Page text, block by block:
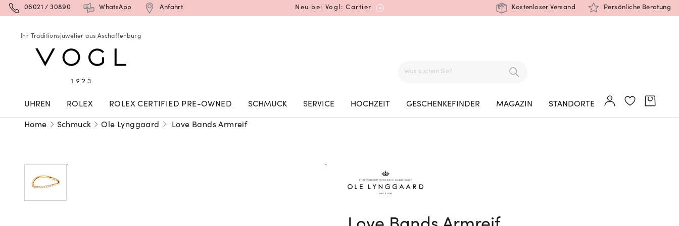
06021 / 30890 WhatsApp Anfahrt Neu bei Vogl: Cartier
Mehr erfahren: Ikonische Uhren von Cartier
Neu bei Vogl: Uhren von Grand Seiko
Kostenloser Versand Persönliche Beratung
Ihr Traditionsjuwelier aus Aschaffenburg
UHREN ROLEX ROLEX CERTIFIED PRE-OWNED SCHMUCK SERVICE HOCHZEIT GESCHENKEFINDER MAGAZIN STANDORTE
Home Schmuck Ole Lynggaard Love Bands Armreif